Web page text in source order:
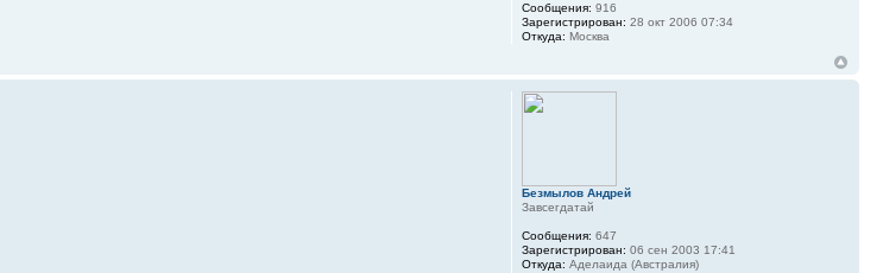
Сообщения: 916
Зарегистрирован: 28 окт 2006 07:34
Откуда: Москва
Безмылов Андрей
Завсегдатай
Сообщения: 647
Зарегистрирован: 06 сен 2003 17:41
Откуда: Аделаида (Австралия)